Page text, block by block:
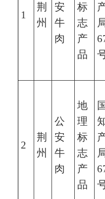
1
荆
州
安
牛
肉
标
志
产
品
2
荆
州
公
安
牛
肉
地
理
标
志
产
品